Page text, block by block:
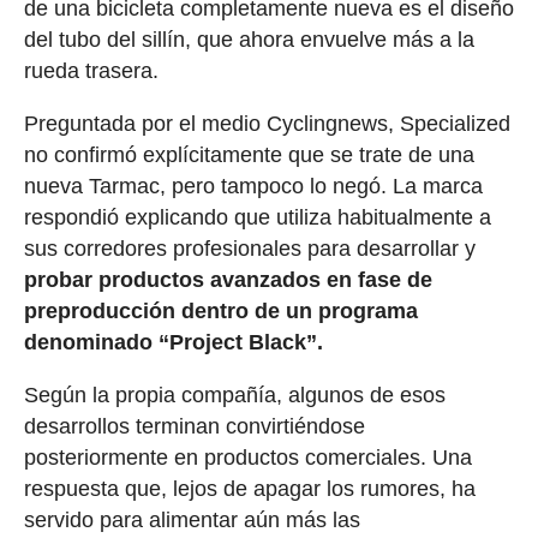
de una bicicleta completamente nueva es el diseño
del tubo del sillín, que ahora envuelve más a la
rueda trasera.
Preguntada por el medio Cyclingnews, Specialized
no confirmó explícitamente que se trate de una
nueva Tarmac, pero tampoco lo negó. La marca
respondió explicando que utiliza habitualmente a
sus corredores profesionales para desarrollar y
probar productos avanzados en fase de
preproducción dentro de un programa
denominado “Project Black”.
Según la propia compañía, algunos de esos
desarrollos terminan convirtiéndose
posteriormente en productos comerciales. Una
respuesta que, lejos de apagar los rumores, ha
servido para alimentar aún más las